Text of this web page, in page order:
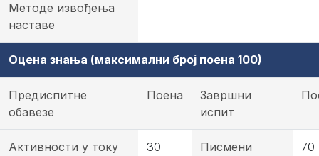
Методе извођења
наставе
Оцена знања (максимални број поена 100)
Предиспитне
обавезе
Поена
Завршни
испит
Активности у току
30
Писмени
70